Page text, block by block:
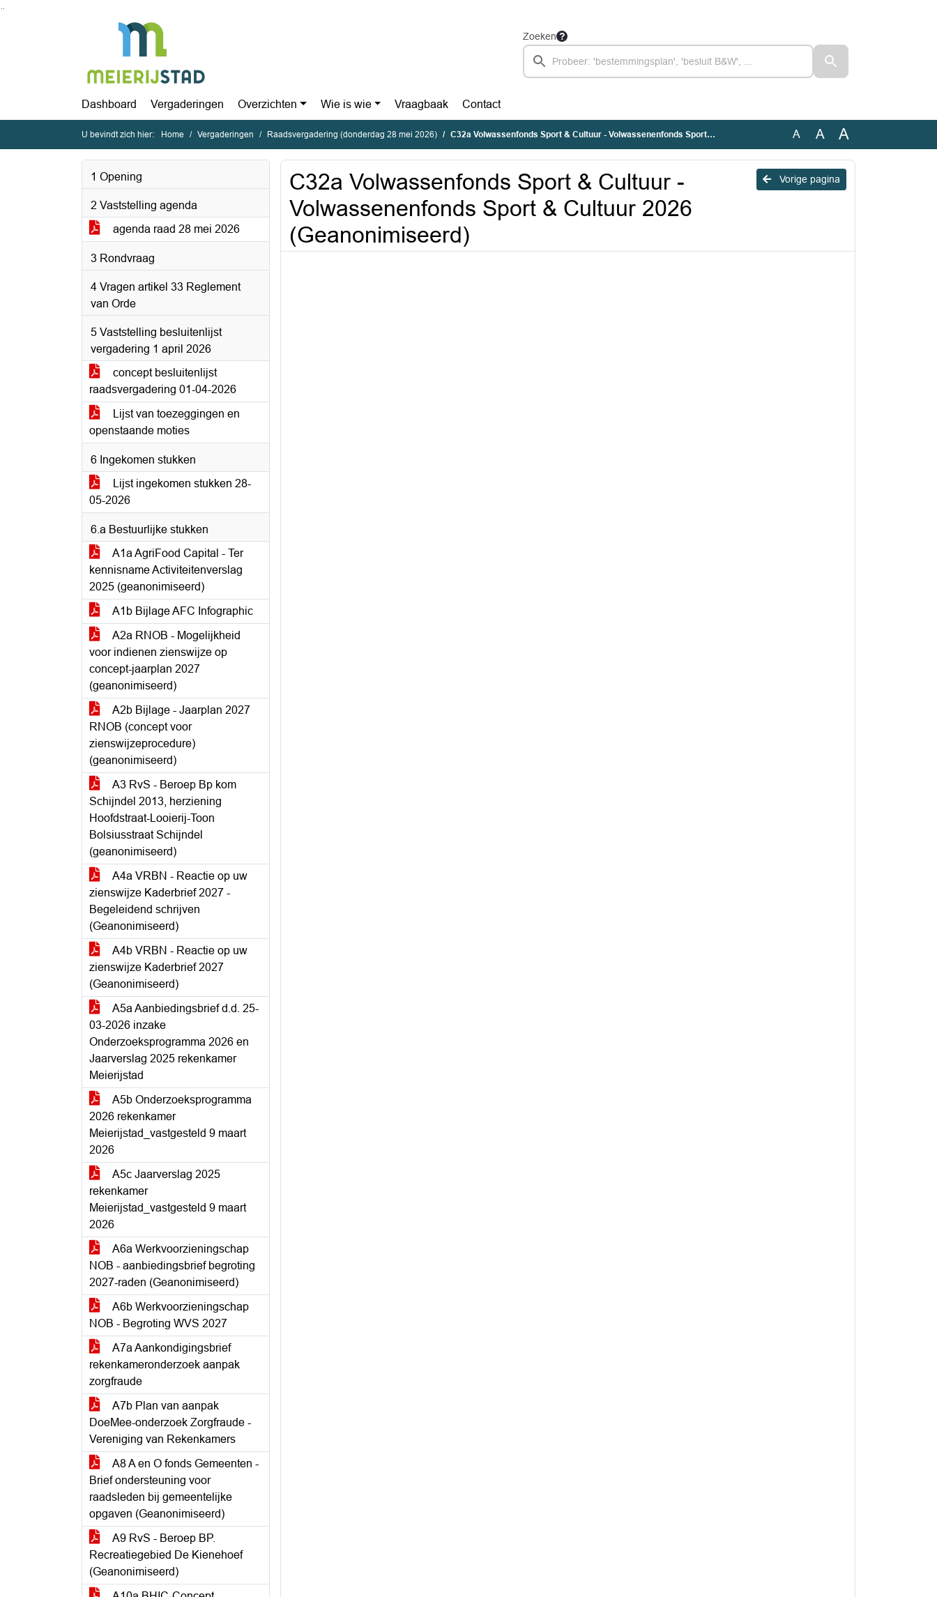
Zoeken
Dashboard Vergaderingen Overzichten Wie is wie Vraagbaak Contact
U bevindt zich hier: Home Vergaderingen Raadsvergadering (donderdag 28 mei 2026) C32a Volwassenfonds Sport & Cultuur - Volwassenenfonds Sport & Cultuur 2026 (Geanonimiseerd) A A A
1 Opening
2 Vaststelling agenda
agenda raad 28 mei 2026
3 Rondvraag
4 Vragen artikel 33 Reglement
van Orde
5 Vaststelling besluitenlijst
vergadering 1 april 2026
concept besluitenlijst
raadsvergadering 01-04-2026
Lijst van toezeggingen en
openstaande moties
6 Ingekomen stukken
Lijst ingekomen stukken 28-
05-2026
6.a Bestuurlijke stukken
A1a AgriFood Capital - Ter
kennisname Activiteitenverslag
2025 (geanonimiseerd)
A1b Bijlage AFC Infographic
A2a RNOB - Mogelijkheid
voor indienen zienswijze op
concept-jaarplan 2027
(geanonimiseerd)
A2b Bijlage - Jaarplan 2027
RNOB (concept voor
zienswijzeprocedure)
(geanonimiseerd)
A3 RvS - Beroep Bp kom
Schijndel 2013, herziening
Hoofdstraat-Looierij-Toon
Bolsiusstraat Schijndel
(geanonimiseerd)
A4a VRBN - Reactie op uw
zienswijze Kaderbrief 2027 -
Begeleidend schrijven
(Geanonimiseerd)
A4b VRBN - Reactie op uw
zienswijze Kaderbrief 2027
(Geanonimiseerd)
A5a Aanbiedingsbrief d.d. 25-
03-2026 inzake
Onderzoeksprogramma 2026 en
Jaarverslag 2025 rekenkamer
Meierijstad
A5b Onderzoeksprogramma
2026 rekenkamer
Meierijstad_vastgesteld 9 maart
2026
A5c Jaarverslag 2025
rekenkamer
Meierijstad_vastgesteld 9 maart
2026
A6a Werkvoorzieningschap
NOB - aanbiedingsbrief begroting
2027-raden (Geanonimiseerd)
A6b Werkvoorzieningschap
NOB - Begroting WVS 2027
A7a Aankondigingsbrief
rekenkameronderzoek aanpak
zorgfraude
A7b Plan van aanpak
DoeMee-onderzoek Zorgfraude -
Vereniging van Rekenkamers
A8 A en O fonds Gemeenten -
Brief ondersteuning voor
raadsleden bij gemeentelijke
opgaven (Geanonimiseerd)
A9 RvS - Beroep BP.
Recreatiegebied De Kienehoef
(Geanonimiseerd)
Vorige pagina
C32a Volwassenfonds Sport & Cultuur -
Volwassenenfonds Sport & Cultuur 2026
(Geanonimiseerd)